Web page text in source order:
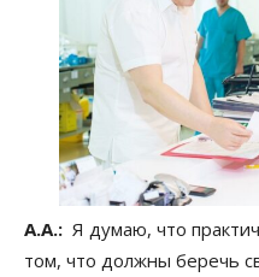
А.А.: Я думаю, что
том, что должны беречь